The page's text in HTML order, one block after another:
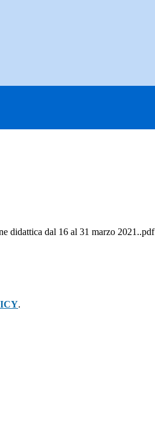
didattica dal 16 al 31 marzo 2021..pdf
.